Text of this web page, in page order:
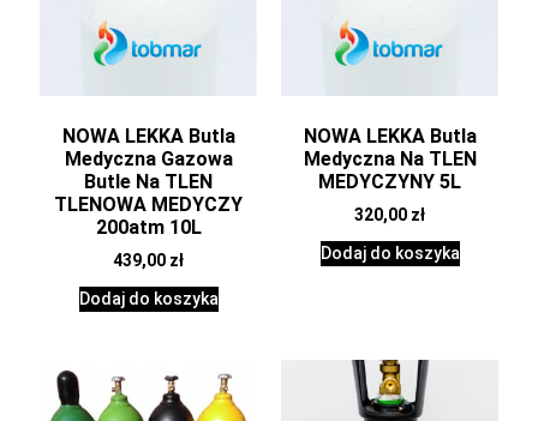
NOWA LEKKA Butla
Medyczna Gazowa
Butle Na TLEN
TLENOWA MEDYCZY
200atm 10L
439,00 zł
Dodaj do koszyka
NOWA LEKKA Butla
Medyczna Na TLEN
MEDYCZYNY 5L
320,00 zł
Dodaj do koszyka